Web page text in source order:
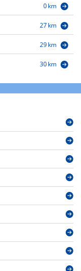
0 km
27 km
29 km
30 km